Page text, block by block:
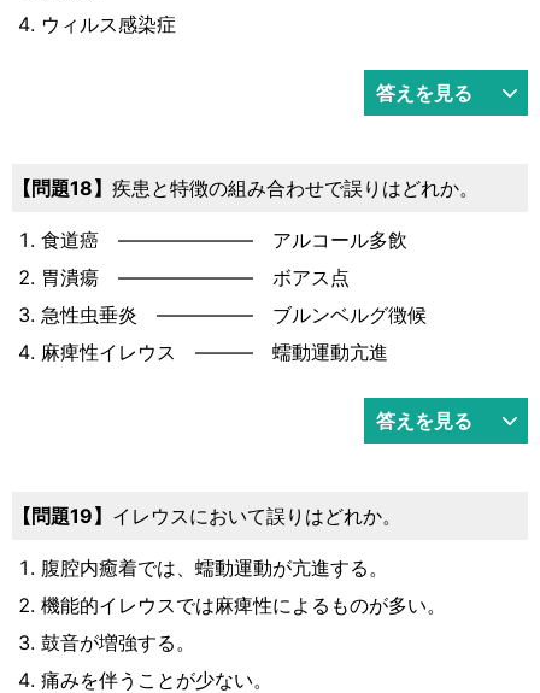
ウィルス感染症
答えを見る
問題18 疾患と特徴の組み合わせで誤りはどれか。
食道癌 ――――――― アルコール多飲
胃潰瘍 ――――――― ボアス点
急性虫垂炎 ――――― ブルンベルグ徴候
麻痺性イレウス ――― 蠕動運動亢進
答えを見る
問題19 イレウスにおいて誤りはどれか。
腹腔内癒着では、蠕動運動が亢進する。
機能的イレウスでは麻痺性によるものが多い。
鼓音が増強する。
痛みを伴うことが少ない。